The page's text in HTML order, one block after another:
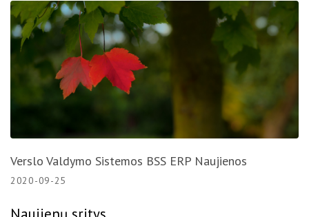
Verslo Valdymo Sistemos BSS ERP Naujienos
2020-09-25